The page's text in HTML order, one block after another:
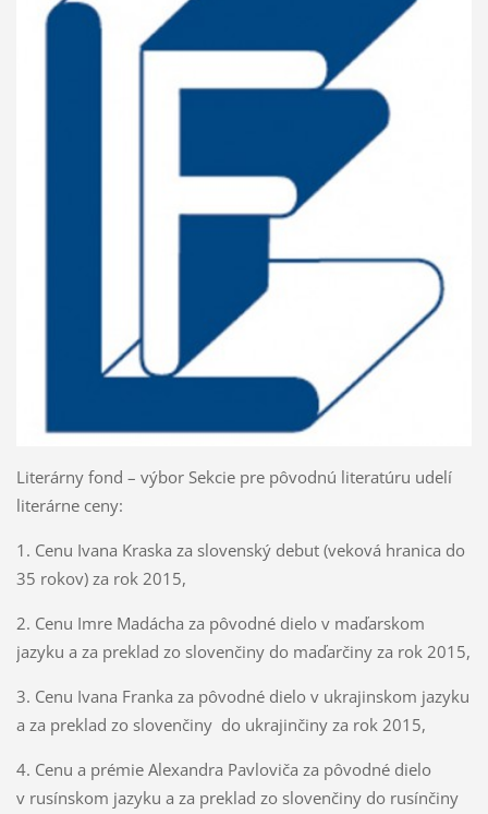
Literárny fond – výbor Sekcie pre pôvodnú literatúru udelí
literárne ceny:
1. Cenu Ivana Kraska za slovenský debut (veková hranica do
35 rokov) za rok 2015,
2. Cenu Imre Madácha za pôvodné dielo v maďarskom
jazyku a za preklad zo slovenčiny do maďarčiny za rok 2015,
3. Cenu Ivana Franka za pôvodné dielo v ukrajinskom jazyku
a za preklad zo slovenčiny do ukrajinčiny za rok 2015,
4. Cenu a prémie Alexandra Pavloviča za pôvodné dielo
v rusínskom jazyku a za preklad zo slovenčiny do rusínčiny